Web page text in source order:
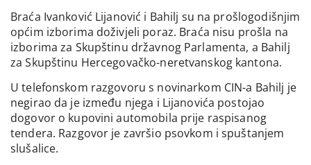
Braća Ivanković Lijanović i Bahilj su na prošlogodišnjim
općim izborima doživjeli poraz. Braća nisu prošla na
izborima za Skupštinu državnog Parlamenta, a Bahilj
za Skupštinu Hercegovačko-neretvanskog kantona.
U telefonskom razgovoru s novinarkom CIN-a Bahilj je
negirao da je između njega i Lijanovića postojao
dogovor o kupovini automobila prije raspisanog
tendera. Razgovor je završio psovkom i spuštanjem
slušalice.